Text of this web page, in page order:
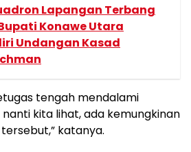
Lapangan Terbang
Konawe Utara
Undangan Kasad
tengah mendalami
nanti kita lihat, ada kemungkinan
katanya.